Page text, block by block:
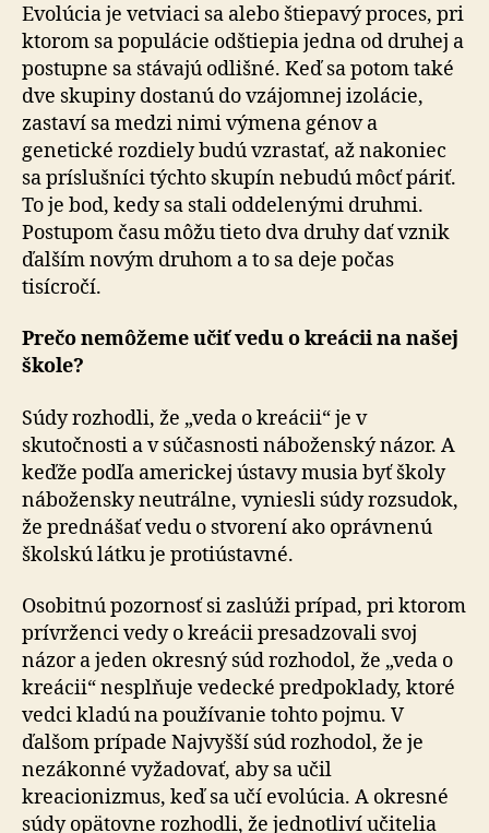
Evolúcia je vetviaci sa alebo štiepavý proces, pri
ktorom sa populácie odštiepia jedna od druhej a
postupne sa stávajú odlišné. Keď sa potom také
dve skupiny dostanú do vzájomnej izolácie,
zastaví sa medzi nimi výmena génov a
genetické rozdiely budú vzrastať, až nakoniec
sa príslušníci týchto skupín nebudú môcť páriť.
To je bod, kedy sa stali oddelenými druhmi.
Postupom času môžu tieto dva druhy dať vznik
ďalším novým druhom a to sa deje počas
tisícročí.
Prečo nemôžeme učiť vedu o kreácii na našej
škole?
Súdy rozhodli, že „veda o kreácii“ je v
skutočnosti a v súčasnosti náboženský názor. A
keďže podľa americkej ústavy musia byť školy
nábožensky neutrálne, vyniesli súdy rozsudok,
že prednášať vedu o stvorení ako oprávnenú
školskú látku je protiústavné.
Osobitnú pozornosť si zaslúži prípad, pri ktorom
prívrženci vedy o kreácii presadzovali svoj
názor a jeden okresný súd rozhodol, že „veda o
kreácii“ nesplňuje vedecké predpoklady, ktoré
vedci kladú na používanie tohto pojmu. V
ďalšom prípade Najvyšší súd rozhodol, že je
nezákonné vyžadovať, aby sa učil
kreacionizmus, keď sa učí evolúcia. A okresné
súdy opätovne rozhodli, že jednotliví učitelia